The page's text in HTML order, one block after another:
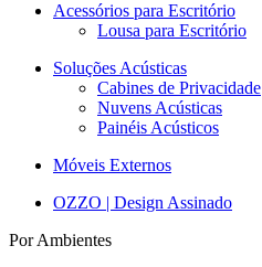
Acessórios para Escritório
Lousa para Escritório
Soluções Acústicas
Cabines de Privacidade
Nuvens Acústicas
Painéis Acústicos
Móveis Externos
OZZO | Design Assinado
Por Ambientes